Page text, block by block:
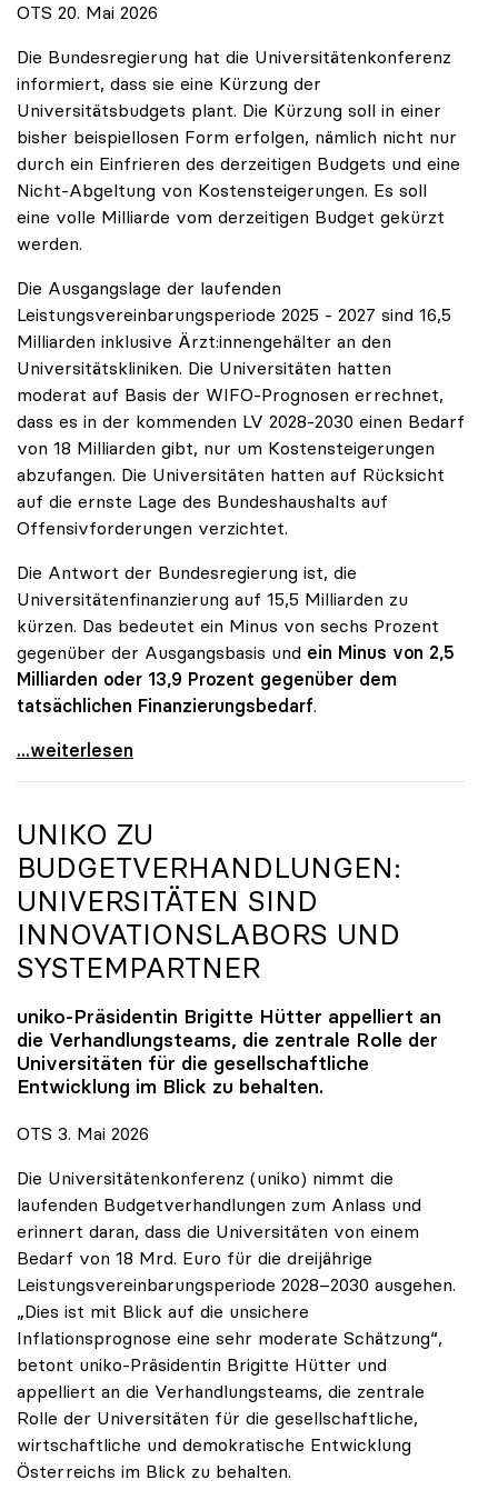
OTS 20. Mai 2026
Die Bundesregierung hat die Universitätenkonferenz
informiert, dass sie eine Kürzung der
Universitätsbudgets plant. Die Kürzung soll in einer
bisher beispiellosen Form erfolgen, nämlich nicht nur
durch ein Einfrieren des derzeitigen Budgets und eine
Nicht-Abgeltung von Kostensteigerungen. Es soll
eine volle Milliarde vom derzeitigen Budget gekürzt
werden.
Die Ausgangslage der laufenden
Leistungsvereinbarungsperiode 2025 - 2027 sind 16,5
Milliarden inklusive Ärzt:innengehälter an den
Universitätskliniken. Die Universitäten hatten
moderat auf Basis der WIFO-Prognosen errechnet,
dass es in der kommenden LV 2028-2030 einen Bedarf
von 18 Milliarden gibt, nur um Kostensteigerungen
abzufangen. Die Universitäten hatten auf Rücksicht
auf die ernste Lage des Bundeshaushalts auf
Offensivforderungen verzichtet.
Die Antwort der Bundesregierung ist, die
Universitätenfinanzierung auf 15,5 Milliarden zu
kürzen. Das bedeutet ein Minus von sechs Prozent
gegenüber der Ausgangsbasis und ein Minus von 2,5
Milliarden oder 13,9 Prozent gegenüber dem
tatsächlichen Finanzierungsbedarf.
\"Österreich ist für die heimischen Universitäten
...weiterlesen
UNIKO ZU
BUDGETVERHANDLUNGEN:
UNIVERSITÄTEN SIND
INNOVATIONSLABORS UND
SYSTEMPARTNER
uniko-Präsidentin Brigitte Hütter appelliert an
die Verhandlungsteams, die zentrale Rolle der
Universitäten für die gesellschaftliche
Entwicklung im Blick zu behalten.
OTS 3. Mai 2026
Die Universitätenkonferenz (uniko) nimmt die
laufenden Budgetverhandlungen zum Anlass und
erinnert daran, dass die Universitäten von einem
Bedarf von 18 Mrd. Euro für die dreijährige
Leistungsvereinbarungsperiode 2028–2030 ausgehen.
„Dies ist mit Blick auf die unsichere
Inflationsprognose eine sehr moderate Schätzung“,
betont uniko-Präsidentin Brigitte Hütter und
appelliert an die Verhandlungsteams, die zentrale
Rolle der Universitäten für die gesellschaftliche,
wirtschaftliche und demokratische Entwicklung
Österreichs im Blick zu behalten.